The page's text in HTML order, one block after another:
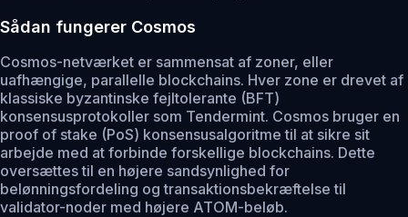
Sådan fungerer Cosmos
Cosmos-netværket er sammensat af zoner, eller
uafhængige, parallelle blockchains. Hver zone er drevet af
klassiske byzantinske fejltolerante (BFT)
konsensusprotokoller som Tendermint. Cosmos bruger en
proof of stake (PoS) konsensusalgoritme til at sikre sit
arbejde med at forbinde forskellige blockchains. Dette
oversættes til en højere sandsynlighed for
belønningsfordeling og transaktionsbekræftelse til
validator-noder med højere ATOM-beløb.